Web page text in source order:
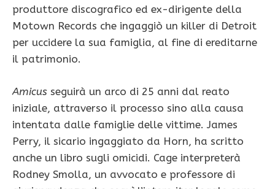
produttore discografico ed ex-dirigente della
Motown Records che ingaggiò un killer di Detroit
per uccidere la sua famiglia, al fine di ereditarne
il patrimonio.
Amicus seguirà un arco di 25 anni dal reato
iniziale, attraverso il processo sino alla causa
intentata dalle famiglie delle vittime. James
Perry, il sicario ingaggiato da Horn, ha scritto
anche un libro sugli omicidi. Cage interpreterà
Rodney Smolla, un avvocato e professore di